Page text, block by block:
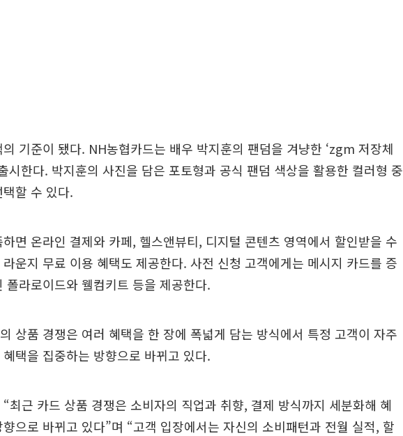
기준이 됐다. NH농협카드는 배우 박지훈의 팬덤을 겨냥한 ‘zgm 저장체
시한다. 박지훈의 사진을 담은 포토형과 공식 팬덤 색상을 활용한 컬러형 중
할 수 있다.
면 온라인 결제와 카페, 헬스앤뷰티, 디지털 콘텐츠 영역에서 할인받을 수
운지 무료 이용 혜택도 제공한다. 사전 신청 고객에게는 메시지 카드를 증
폴라로이드와 웰컴키트 등을 제공한다.
상품 경쟁은 여러 혜택을 한 장에 폭넓게 담는 방식에서 특정 고객이 자주
택을 집중하는 방향으로 바뀌고 있다.
최근 카드 상품 경쟁은 소비자의 직업과 취향, 결제 방식까지 세분화해 혜
으로 바뀌고 있다”며 “고객 입장에서는 자신의 소비패턴과 전월 실적, 할